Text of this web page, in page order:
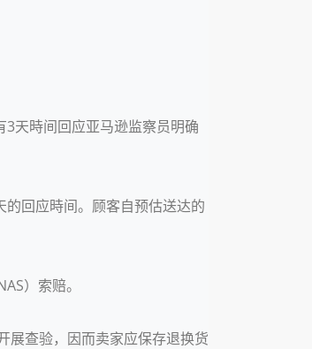
天時间回应亚马逊监察员明确
回应時间。顾客自预估送达的
）索赔。
展查验，因而卖家应保存退换货